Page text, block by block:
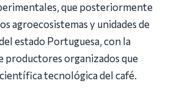
que posteriormente
agroecosistemas y unidades de
estado Portuguesa, con la
productores organizados que
tecnológica del café.